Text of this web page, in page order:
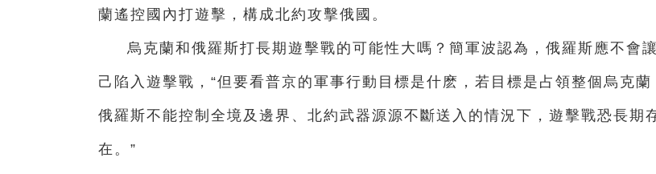
蘭遙控國內打遊擊，構成北約攻擊俄國。
烏克蘭和俄羅斯打長期遊擊戰的可能性大嗎？簡軍波認為，俄羅斯應不會
己陷入遊擊戰，“但要看普京的軍事行動目標是什麽，若目標是占領整個烏克蘭
俄羅斯不能控制全境及邊界、北約武器源源不斷送入的情況下，遊擊戰恐長期
在。”